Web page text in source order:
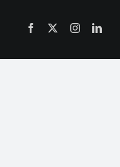
Facebook Instagram